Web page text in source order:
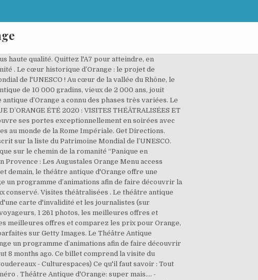
haute qualité. Quittez l'A7 pour atteindre, en
. Le cœur historique d’Orange : le projet de
de l'UNESCO ! Au cœur de la vallée du Rhône, le
de 10 000 gradins, vieux de 2 000 ans, jouit
d’Orange a connu des phases très variées. Le
ÉTÉ 2020 : VISITES THÉÂTRALISÉES ET
ses portes exceptionnellement en soirées avec
au monde de la Rome Impériale. Get Directions.
sur la liste du Patrimoine Mondial de l’UNESCO.
sur le chemin de la romanité “Panique en
: Les Augustales Orange Menu access
demain, le théâtre antique d'Orange offre une
un programme d’animations afin de faire découvrir la
conservé. Visites théâtralisées . Le théâtre antique
carte d'invalidité et les journalistes (sur
1 261 photos, les meilleures offres et
meilleures offres et comparez les prix pour Orange,
sur Getty Images. Le Théâtre Antique
un programme d’animations afin de faire découvrir
8 months ago. Ce billet comprend la visite du
- Culturespaces) Ce qu'il faut savoir : Tout
. Théâtre Antique d'Orange: super mais.... -